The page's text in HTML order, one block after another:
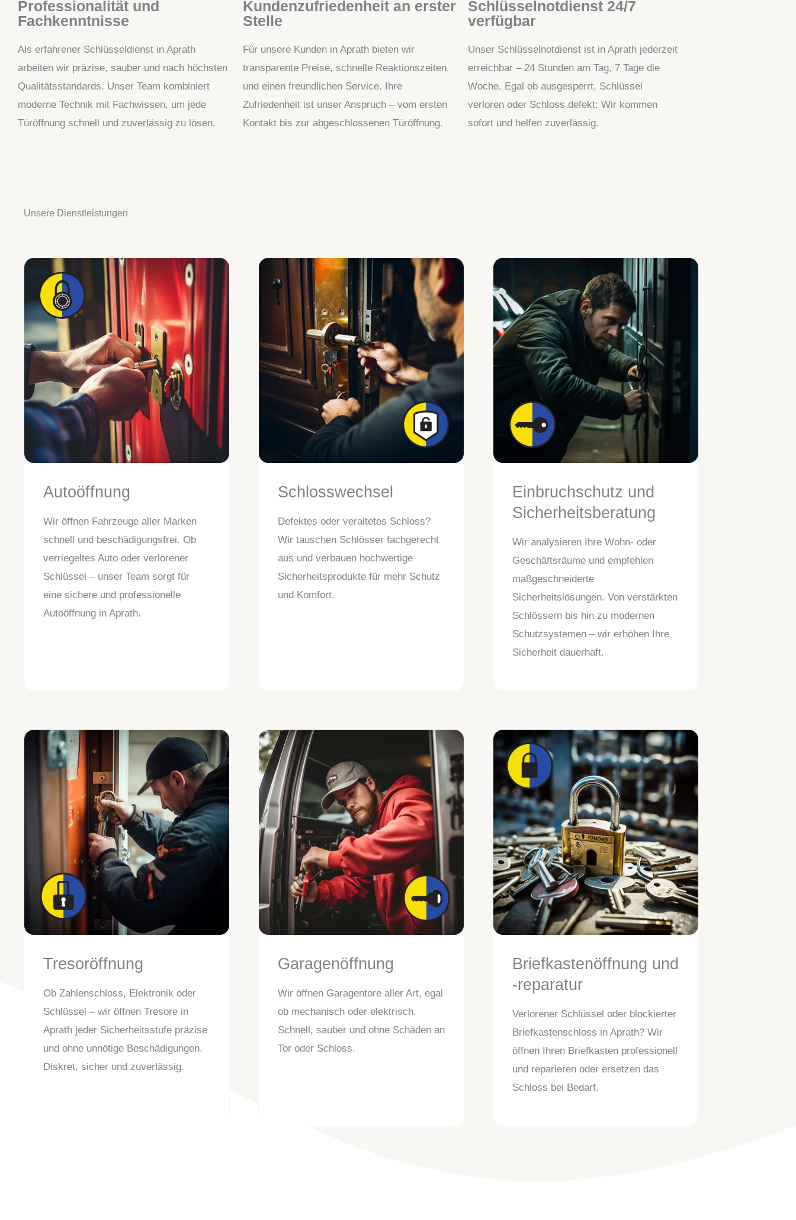
Professionalität und
Fachkenntnisse
Als erfahrener Schlüsseldienst in Aprath
arbeiten wir präzise, sauber und nach höchsten
Qualitätsstandards. Unser Team kombiniert
moderne Technik mit Fachwissen, um jede
Türöffnung schnell und zuverlässig zu lösen.
Kundenzufriedenheit an erster
Stelle
Für unsere Kunden in Aprath bieten wir
transparente Preise, schnelle Reaktionszeiten
und einen freundlichen Service. Ihre
Zufriedenheit ist unser Anspruch – vom ersten
Kontakt bis zur abgeschlossenen Türöffnung.
Schlüsselnotdienst 24/7
verfügbar
Unser Schlüsselnotdienst ist in Aprath jederzeit
erreichbar – 24 Stunden am Tag, 7 Tage die
Woche. Egal ob ausgesperrt, Schlüssel
verloren oder Schloss defekt: Wir kommen
sofort und helfen zuverlässig.
Unsere Dienstleistungen
Autoöffnung
Wir öffnen Fahrzeuge aller Marken
schnell und beschädigungsfrei. Ob
verriegeltes Auto oder verlorener
Schlüssel – unser Team sorgt für
eine sichere und professionelle
Autoöffnung in Aprath.
Schlosswechsel
Defektes oder veraltetes Schloss?
Wir tauschen Schlösser fachgerecht
aus und verbauen hochwertige
Sicherheitsprodukte für mehr Schutz
und Komfort.
Einbruchschutz und
Sicherheitsberatung
Wir analysieren Ihre Wohn- oder
Geschäftsräume und empfehlen
maßgeschneiderte
Sicherheitslösungen. Von verstärkten
Schlössern bis hin zu modernen
Schutzsystemen – wir erhöhen Ihre
Sicherheit dauerhaft.
Tresoröffnung
Ob Zahlenschloss, Elektronik oder
Schlüssel – wir öffnen Tresore in
Aprath jeder Sicherheitsstufe präzise
und ohne unnötige Beschädigungen.
Diskret, sicher und zuverlässig.
Garagenöffnung
Wir öffnen Garagentore aller Art, egal
ob mechanisch oder elektrisch.
Schnell, sauber und ohne Schäden an
Tor oder Schloss.
Briefkastenöffnung und
-reparatur
Verlorener Schlüssel oder blockierter
Briefkastenschloss in Aprath? Wir
öffnen Ihren Briefkasten professionell
und reparieren oder ersetzen das
Schloss bei Bedarf.